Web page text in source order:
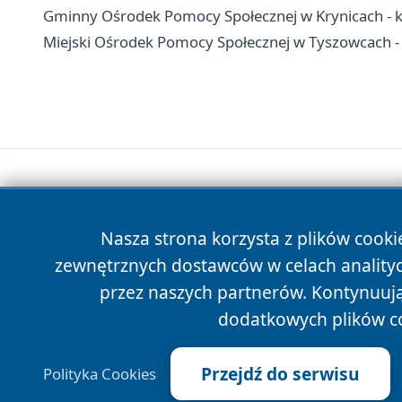
Gminny Ośrodek Pomocy Społecznej w Krynicach -
Miejski Ośrodek Pomocy Społecznej w
Nasza strona korzysta z plików
zewnętrznych dostawców w celach
przez naszych partnerów.
dodatkowych plików
Polityka Cookies Przejdź do serwisu